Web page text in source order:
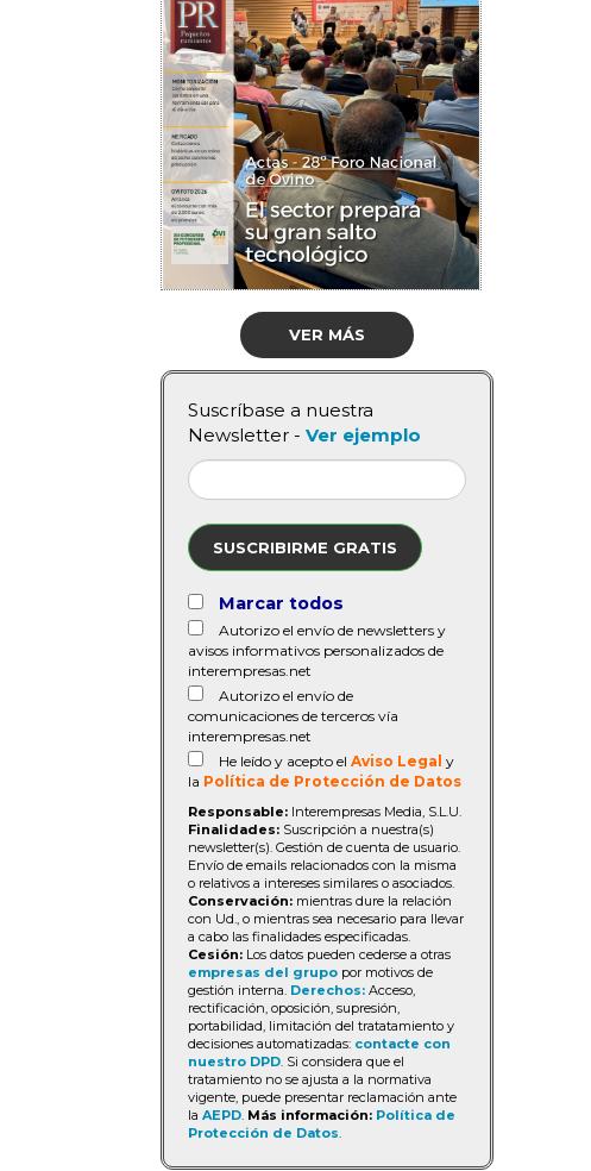
VER MÁS
Suscríbase a nuestra
Newsletter - Ver ejemplo
SUSCRIBIRME GRATIS
Marcar todos
Autorizo el envío de newsletters y
avisos informativos personalizados de
interempresas.net
Autorizo el envío de
comunicaciones de terceros vía
interempresas.net
He leído y acepto el Aviso Legal y
la Política de Protección de Datos
Responsable: Interempresas Media, S.L.U.
Finalidades: Suscripción a nuestra(s)
newsletter(s). Gestión de cuenta de usuario.
Envío de emails relacionados con la misma
o relativos a intereses similares o asociados.
Conservación: mientras dure la relación
con Ud., o mientras sea necesario para llevar
a cabo las finalidades especificadas.
Cesión: Los datos pueden cederse a otras
empresas del grupo por motivos de
gestión interna. Derechos: Acceso,
rectificación, oposición, supresión,
portabilidad, limitación del tratatamiento y
decisiones automatizadas: contacte con
nuestro DPD. Si considera que el
tratamiento no se ajusta a la normativa
vigente, puede presentar reclamación ante
la AEPD. Más información: Política de
Protección de Datos.